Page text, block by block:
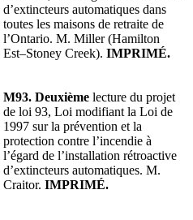
d’extincteurs automatiques dans
toutes les maisons de retraite de
l’Ontario. M. Miller (Hamilton
Est–Stoney Creek). IMPRIMÉ.
M93. Deuxième lecture du projet
de loi 93, Loi modifiant la Loi de
1997 sur la prévention et la
protection contre l’incendie à
l’égard de l’installation rétroactive
d’extincteurs automatiques. M.
Craitor. IMPRIMÉ.